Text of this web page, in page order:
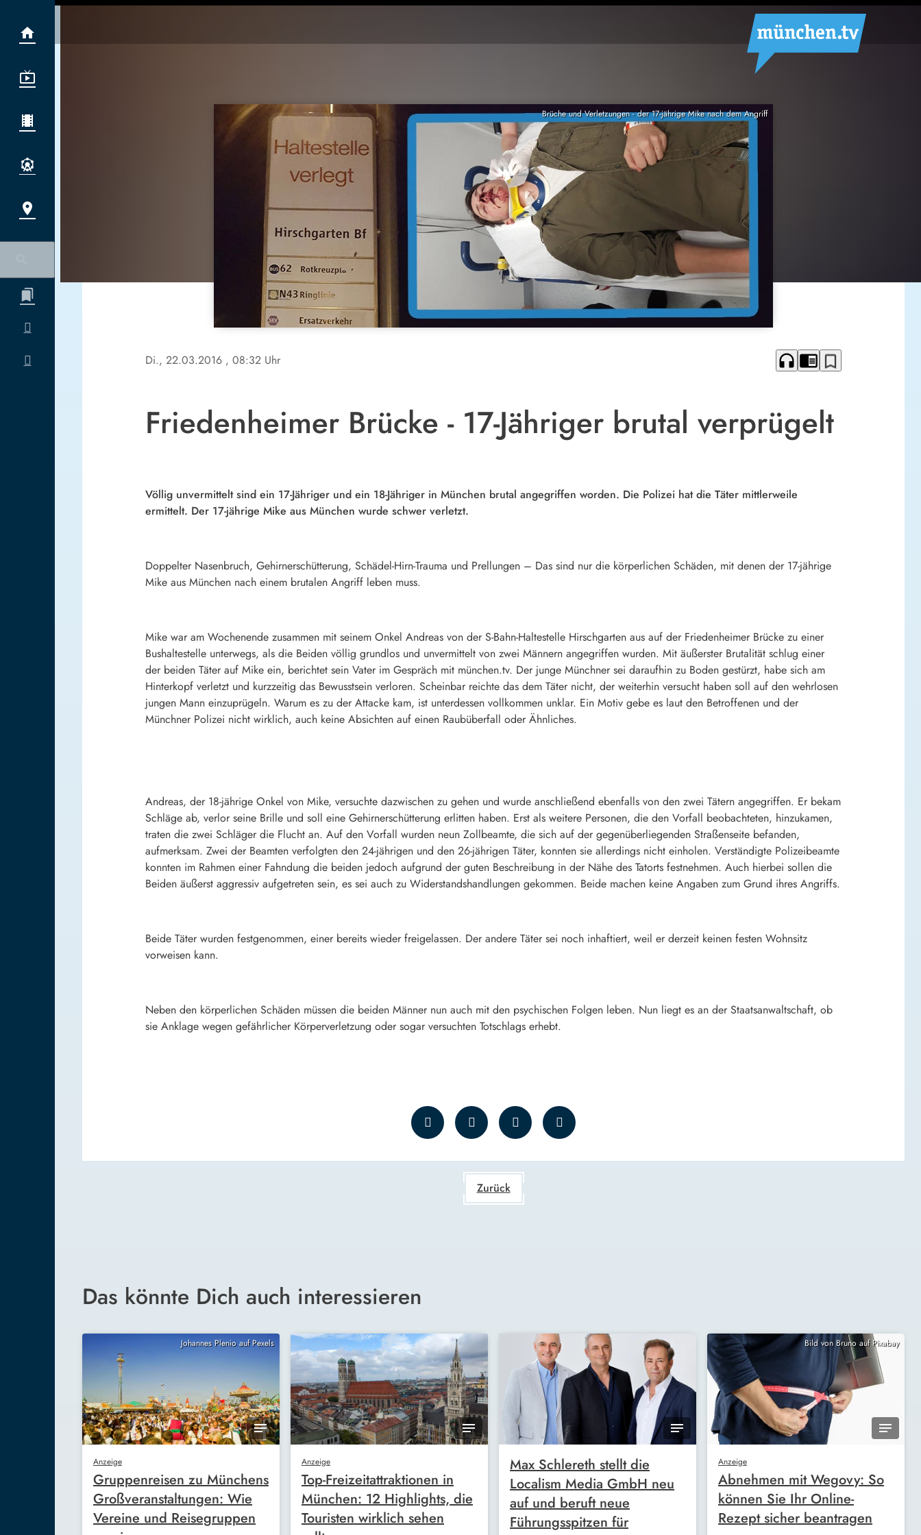
Brüche und Verletzungen - der 17-jährige Mike nach dem Angriff
Di., 22.03.2016 , 08:32 Uhr headphones chrome_reader_mode bookmark_border
Friedenheimer Brücke - 17-Jähriger brutal verprügelt
Völlig unvermittelt sind ein 17-Jähriger und ein 18-Jähriger in München brutal angegriffen worden. Die Polizei hat die Täter mittlerweile
ermittelt. Der 17-jährige Mike aus München wurde schwer verletzt.
Doppelter Nasenbruch, Gehirnerschütterung, Schädel-Hirn-Trauma und Prellungen – Das sind nur die körperlichen Schäden, mit denen der 17-jährige
Mike aus München nach einem brutalen Angriff leben muss.
Mike war am Wochenende zusammen mit seinem Onkel Andreas von der S-Bahn-Haltestelle Hirschgarten aus auf der Friedenheimer Brücke zu einer
Bushaltestelle unterwegs, als die Beiden völlig grundlos und unvermittelt von zwei Männern angegriffen wurden. Mit äußerster Brutalität schlug einer
der beiden Täter auf Mike ein, berichtet sein Vater im Gespräch mit münchen.tv. Der junge Münchner sei daraufhin zu Boden gestürzt, habe sich am
Hinterkopf verletzt und kurzzeitig das Bewusstsein verloren. Scheinbar reichte das dem Täter nicht, der weiterhin versucht haben soll auf den wehrlosen
jungen Mann einzuprügeln. Warum es zu der Attacke kam, ist unterdessen vollkommen unklar. Ein Motiv gebe es laut den Betroffenen und der
Münchner Polizei nicht wirklich, auch keine Absichten auf einen Raubüberfall oder Ähnliches.
Andreas, der 18-jährige Onkel von Mike, versuchte dazwischen zu gehen und wurde anschließend ebenfalls von den zwei Tätern angegriffen. Er bekam
Schläge ab, verlor seine Brille und soll eine Gehirnerschütterung erlitten haben. Erst als weitere Personen, die den Vorfall beobachteten, hinzukamen,
traten die zwei Schläger die Flucht an. Auf den Vorfall wurden neun Zollbeamte, die sich auf der gegenüberliegenden Straßenseite befanden,
aufmerksam. Zwei der Beamten verfolgten den 24-jährigen und den 26-jährigen Täter, konnten sie allerdings nicht einholen. Verständigte Polizeibeamte
konnten im Rahmen einer Fahndung die beiden jedoch aufgrund der guten Beschreibung in der Nähe des Tatorts festnehmen. Auch hierbei sollen die
Beiden äußerst aggressiv aufgetreten sein, es sei auch zu Widerstandshandlungen gekommen. Beide machen keine Angaben zum Grund ihres Angriffs.
Beide Täter wurden festgenommen, einer bereits wieder freigelassen. Der andere Täter sei noch inhaftiert, weil er derzeit keinen festen Wohnsitz
vorweisen kann.
Neben den körperlichen Schäden müssen die beiden Männer nun auch mit den psychischen Folgen leben. Nun liegt es an der Staatsanwaltschaft, ob
sie Anklage wegen gefährlicher Körperverletzung oder sogar versuchten Totschlags erhebt.
Zurück
Das könnte Dich auch interessieren
Johannes Plenio auf Pexels
Anzeige
Gruppenreisen zu Münchens
Großveranstaltungen: Wie
Vereine und Reisegruppen
Anzeige
Top-Freizeitattraktionen in
München: 12 Highlights, die
Touristen wirklich sehen
Max Schlereth stellt die
Localism Media GmbH neu
auf und beruft neue
Führungsspitzen für
Bild von Bruno auf Pixabay
Anzeige
Abnehmen mit Wegovy: So
können Sie Ihr Online-
Rezept sicher beantragen